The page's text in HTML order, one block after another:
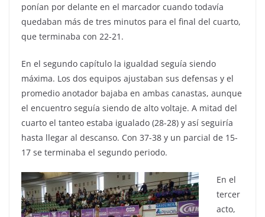
ponían por delante en el marcador cuando todavía
quedaban más de tres minutos para el final del cuarto,
que terminaba con 22-21.
En el segundo capítulo la igualdad seguía siendo
máxima. Los dos equipos ajustaban sus defensas y el
promedio anotador bajaba en ambas canastas, aunque
el encuentro seguía siendo de alto voltaje. A mitad del
cuarto el tanteo estaba igualado (28-28) y así seguiría
hasta llegar al descanso. Con 37-38 y un parcial de 15-
17 se terminaba el segundo periodo.
En el
tercer
acto,